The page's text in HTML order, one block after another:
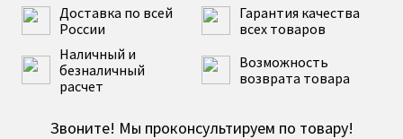
Доставка по всей
России
Гарантия качества
всех товаров
Наличный и
безналичный
расчет
Возможность
возврата товара
Звоните! Мы проконсультируем по товару!